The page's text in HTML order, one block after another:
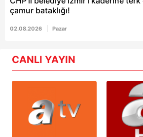
çamur bataklığı!
02.08.2026 Pazar
CANLI YAYIN